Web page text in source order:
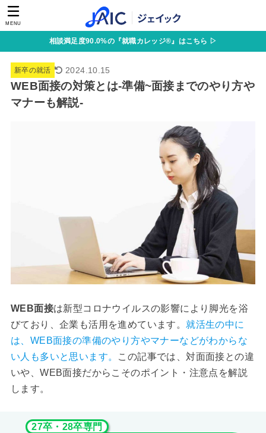
MENU
相談満足度90.0%の『就職カレッジ®』はこちら ▷
新卒の就活 2024.10.15
WEB面接の対策とは-準備~面接までのやり方や
マナーも解説-
WEB面接は新型コロナウイルスの影響により脚光を浴
びており、企業も活用を進めています。 就活生の中に
は、WEB面接の準備のやり方やマナーなどがわからな
い人も多いと思います。 この記事では、対面面接との違
いや、WEB面接だからこそのポイント・注意点を解説
します。
27卒・28卒専門